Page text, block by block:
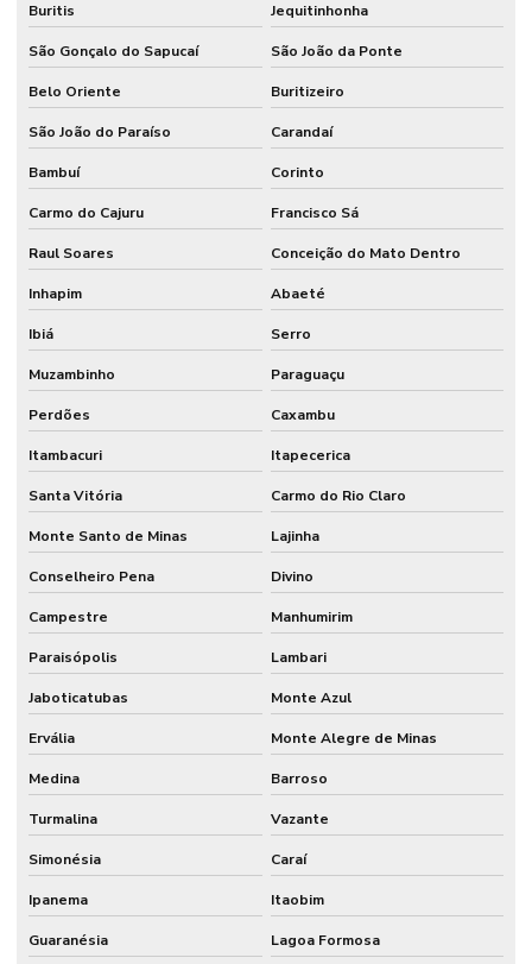
Buritis Jequitinhonha
São Gonçalo do Sapucaí São João da Ponte
Belo Oriente Buritizeiro
São João do Paraíso Carandaí
Bambuí Corinto
Carmo do Cajuru Francisco Sá
Raul Soares Conceição do Mato Dentro
Inhapim Abaeté
Ibiá Serro
Muzambinho Paraguaçu
Perdões Caxambu
Itambacuri Itapecerica
Santa Vitória Carmo do Rio Claro
Monte Santo de Minas Lajinha
Conselheiro Pena Divino
Campestre Manhumirim
Paraisópolis Lambari
Jaboticatubas Monte Azul
Ervália Monte Alegre de Minas
Medina Barroso
Turmalina Vazante
Simonésia Caraí
Ipanema Itaobim
Guaranésia Lagoa Formosa